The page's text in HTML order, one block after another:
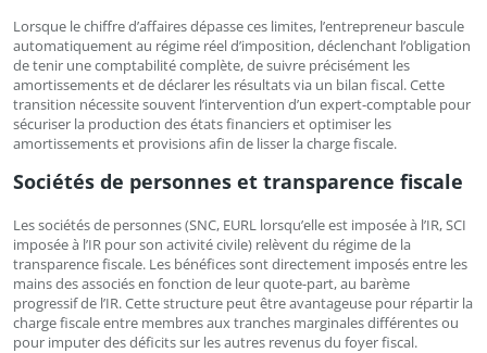
Lorsque le chiffre d’affaires dépasse ces limites, l’entrepreneur bascule
automatiquement au régime réel d’imposition, déclenchant l’obligation
de tenir une comptabilité complète, de suivre précisément les
amortissements et de déclarer les résultats via un bilan fiscal. Cette
transition nécessite souvent l’intervention d’un expert-comptable pour
sécuriser la production des états financiers et optimiser les
amortissements et provisions afin de lisser la charge fiscale.
Sociétés de personnes et transparence fiscale
Les sociétés de personnes (SNC, EURL lorsqu’elle est imposée à l’IR, SCI
imposée à l’IR pour son activité civile) relèvent du régime de la
transparence fiscale. Les bénéfices sont directement imposés entre les
mains des associés en fonction de leur quote-part, au barème
progressif de l’IR. Cette structure peut être avantageuse pour répartir la
charge fiscale entre membres aux tranches marginales différentes ou
pour imputer des déficits sur les autres revenus du foyer fiscal.